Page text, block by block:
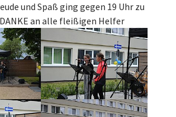
und Spaß ging gegen 19 Uhr zu
an alle fleißigen Helfer